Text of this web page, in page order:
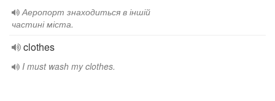
Аеропорт знаходиться в іншій
частині міста.
clothes
I must wash my clothes.